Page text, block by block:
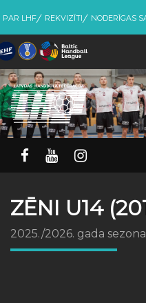
PAR LHF REKVIZĪTI NODERĪGAS
ZĒNI U14
2025./2026. gada